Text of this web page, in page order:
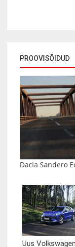
PROOVISÕIDUD
Dacia Sandero
Uus